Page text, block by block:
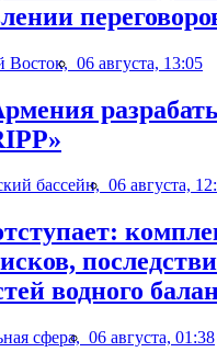
Восток, 06 августа, 13:05
бассейн, 06 августа,
водного
сфера, 06 августа, 01:38